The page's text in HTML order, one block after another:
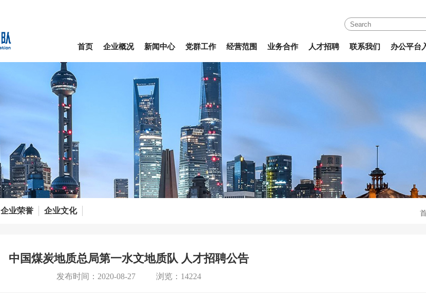
首页 企业概况 新闻中心 党群工作 经营范围 业务合作 人才招聘 联系我们 办公平台
企业荣誉 企业文化
中国煤炭地质总局第一水文地质队 人才招聘公告
发布时间：2020-08-27 浏览：14224